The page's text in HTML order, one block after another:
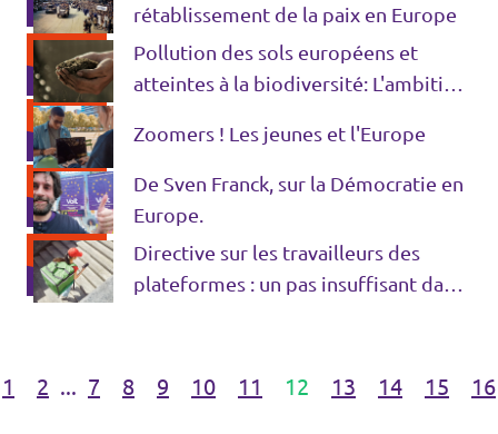
rétablissement de la paix en Europe
Pollution des sols européens et
atteintes à la biodiversité: L'ambition
Zoomers ! Les jeunes et l'Europe
De Sven Franck, sur la Démocratie en
Europe.
Directive sur les travailleurs des
plateformes : un pas insuffisant dans
1 2 ... 7 8 9 10 11 12 13 14 15 16